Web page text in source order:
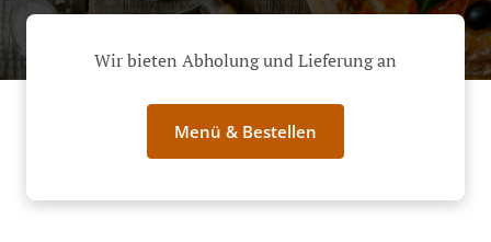
Wir bieten Abholung und Lieferung an
Menü & Bestellen